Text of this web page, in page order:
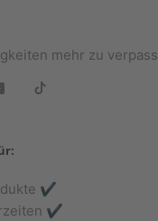
mehr zu
✔️
✔️